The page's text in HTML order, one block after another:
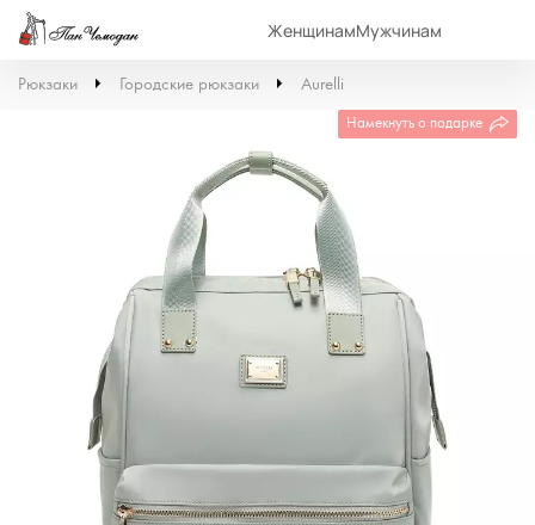
ЖенщинамМужчинам
Рюкзаки Городские рюкзаки Aurelli
Намекнуть о подарке